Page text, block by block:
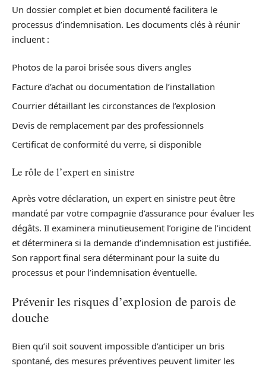
Un dossier complet et bien documenté facilitera le
processus d’indemnisation. Les documents clés à réunir
incluent :
Photos de la paroi brisée sous divers angles
Facture d’achat ou documentation de l’installation
Courrier détaillant les circonstances de l’explosion
Devis de remplacement par des professionnels
Certificat de conformité du verre, si disponible
Le rôle de l’expert en sinistre
Après votre déclaration, un expert en sinistre peut être
mandaté par votre compagnie d’assurance pour évaluer les
dégâts. Il examinera minutieusement l’origine de l’incident
et déterminera si la demande d’indemnisation est justifiée.
Son rapport final sera déterminant pour la suite du
processus et pour l’indemnisation éventuelle.
Prévenir les risques d’explosion de parois de
douche
Bien qu’il soit souvent impossible d’anticiper un bris
spontané, des mesures préventives peuvent limiter les